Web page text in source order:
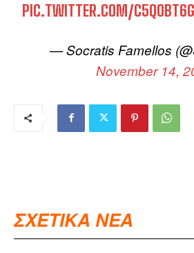
ΣΧΕΤΙΚΑ ΝΕΑ
PIC.TWITTER.COM/
— Socratis Famellos
November 14,